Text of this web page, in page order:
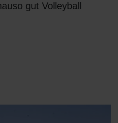
gut Volleyball